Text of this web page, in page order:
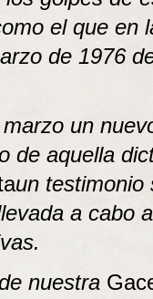
el que en
de 1976
un
de aquella
un testimonio
a cabo
nuestra